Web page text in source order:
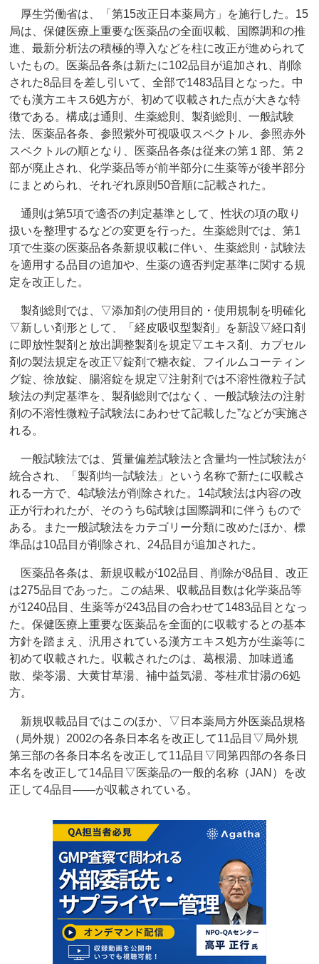
厚生労働省は、「第15改正日本薬局方」を施行した。15
局は、保健医療上重要な医薬品の全面収載、国際調和の推
進、最新分析法の積極的導入などを柱に改正が進められて
いたもの。医薬品各条は新たに102品目が追加され、削除
された8品目を差し引いて、全部で1483品目となった。中
でも漢方エキス6処方が、初めて収載された点が大きな特
徴である。構成は通則、生薬総則、製剤総則、一般試験
法、医薬品各条、参照紫外可視吸収スペクトル、参照赤外
スペクトルの順となり、医薬品各条は従来の第１部、第２
部が廃止され、化学薬品等が前半部分に生薬等が後半部分
にまとめられ、それぞれ原則50音順に記載された。
通則は第5項で適否の判定基準として、性状の項の取り
扱いを整理するなどの変更を行った。生薬総則では、第1
項で生薬の医薬品各条新規収載に伴い、生薬総則・試験法
を適用する品目の追加や、生薬の適否判定基準に関する規
定を改正した。
製剤総則では、▽添加剤の使用目的・使用規制を明確化
▽新しい剤形として、「経皮吸収型製剤」を新設▽経口剤
に即放性製剤と放出調整製剤を規定▽エキス剤、カプセル
剤の製法規定を改正▽錠剤で糖衣錠、フイルムコーティン
グ錠、徐放錠、腸溶錠を規定▽注射剤では不溶性微粒子試
験法の判定基準を、製剤総則ではなく、一般試験法の注射
剤の不溶性微粒子試験法にあわせて記載した”などが実施さ
れる。
一般試験法では、質量偏差試験法と含量均一性試験法が
統合され、「製剤均一試験法」という名称で新たに収載さ
れる一方で、4試験法が削除された。14試験法は内容の改
正が行われたが、そのうち6試験は国際調和に伴うもので
ある。また一般試験法をカテゴリー分類に改めたほか、標
準品は10品目が削除され、24品目が追加された。
医薬品各条は、新規収載が102品目、削除が8品目、改正
は275品目であった。この結果、収載品目数は化学薬品等
が1240品目、生薬等が243品目の合わせて1483品目となっ
た。保健医療上重要な医薬品を全面的に収載するとの基本
方針を踏まえ、汎用されている漢方エキス処方が生薬等に
初めて収載された。収載されたのは、葛根湯、加味逍遙
散、柴苓湯、大黄甘草湯、補中益気湯、苓桂朮甘湯の6処
方。
新規収載品目ではこのほか、▽日本薬局方外医薬品規格
（局外規）2002の各条日本名を改正して11品目▽局外規
第三部の各条日本名を改正して11品目▽同第四部の各条日
本名を改正して14品目▽医薬品の一般的名称（JAN）を改
正して4品目――が収載されている。